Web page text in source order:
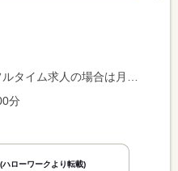
）、パート求人の場合は時間額を表示しています。
分
(ハローワークより転載)